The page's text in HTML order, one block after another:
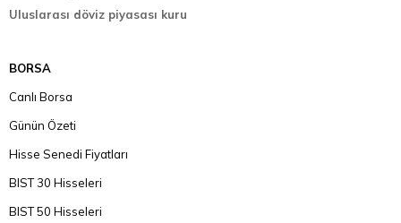
Uluslarası döviz piyasası kuru
BORSA
Canlı Borsa
Günün Özeti
Hisse Senedi Fiyatları
BIST 30 Hisseleri
BIST 50 Hisseleri